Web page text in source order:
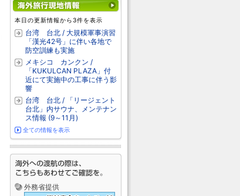
本日の更新情報から3件を表示
台湾 台北 / 大規模軍事演習
「漢光42号」に伴い各地で
防空訓練も実施
メキシコ カンクン /
「KUKULCAN PLAZA」付
近にて実施中の工事に伴う影
響
台湾 台北 / 「リージェント
台北」内サウナ、メンテナン
ス情報 (9～11月)
全ての情報を表示
外務省提供